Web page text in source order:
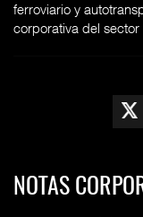
ferroviario y
corporativa del sector
NOTAS